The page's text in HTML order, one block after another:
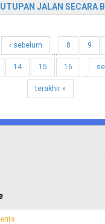
JALAN SECARA
‹ sebelum
8 9
14 15
16
terakhir »